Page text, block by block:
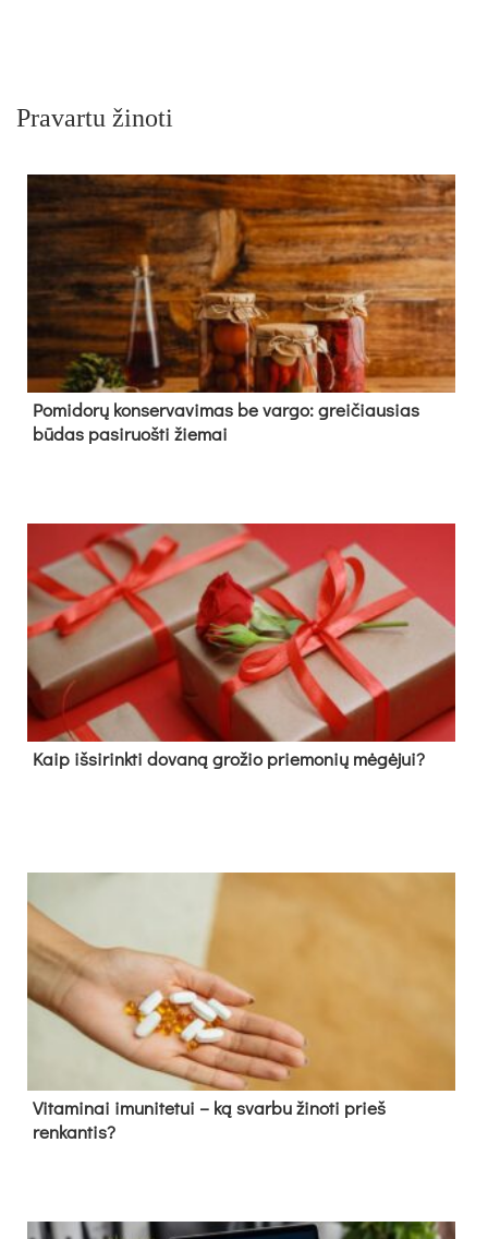
Pravartu žinoti
Pomidorų konservavimas be vargo: greičiausias
būdas pasiruošti žiemai
Kaip išsirinkti dovaną grožio priemonių mėgėjui?
Vitaminai imunitetui – ką svarbu žinoti prieš
renkantis?